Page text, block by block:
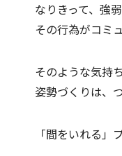
なりきって、強
その行為がコミ
そのような気持
姿勢づくりは、
「間をいれる